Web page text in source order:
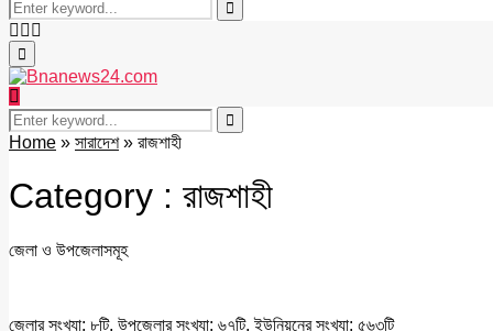
for:
Search
Facebook
Twitter
Primary
Menu
Search
for:
Search
Home » সারাদেশ» রাজশাহী
Category : রাজশাহী
জেলা ও উপজেলাসমূহ
জেলার সংখ্যা: ৮টি, উপজেলার সংখ্যা: ৬৭টি, ইউনিয়নের সংখ্যা: ৫৬৩টি